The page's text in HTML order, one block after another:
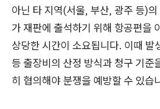
아닌 타 지역(서울, 부산, 광주 등)
가 재판에 출석하기 위해 항공편을
상당한 시간이 소요됩니다. 이때 발
등 출장비의 산정 방식과 청구 기준
히 협의해야 분쟁을 예방할 수 있습